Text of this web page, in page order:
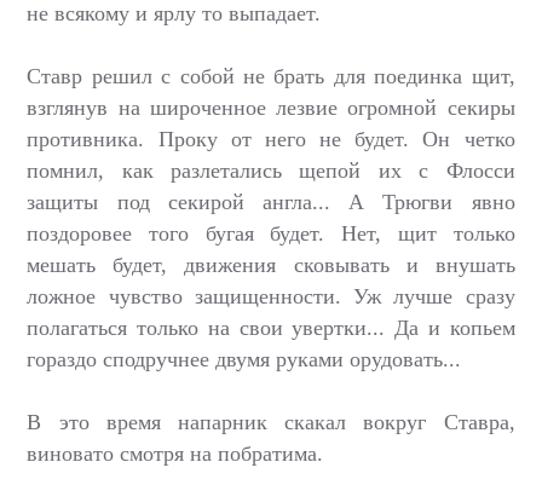
не всякому и ярлу то выпадает.
Ставр решил с собой не брать для поединка щит,
взглянув на широченное лезвие огромной секиры
противника. Проку от него не будет. Он четко
помнил, как разлетались щепой их с Флосси
защиты под секирой англа... А Трюгви явно
поздоровее того бугая будет. Нет, щит только
мешать будет, движения сковывать и внушать
ложное чувство защищенности. Уж лучше сразу
полагаться только на свои увертки... Да и копьем
гораздо сподручнее двумя руками орудовать...
В это время напарник скакал вокруг Ставра,
виновато смотря на побратима.